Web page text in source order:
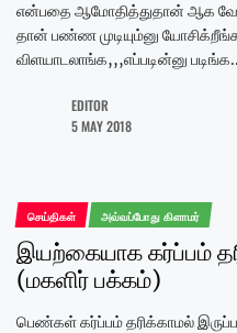
என்பதை ஆமோதித்துதான் ஆக
தான் பண்ண முடியும்னு
விளயாடலாங்க,,,எப்படின்னு
EDITOR
5 MAY 2018
செய்திகள் அவ்வப்போது கிளாமர்
இயற்கையாக கர்ப்பம்
(மகளிர் பக்கம்)
பெண்கள் கர்ப்பம் தரிக்காமல்